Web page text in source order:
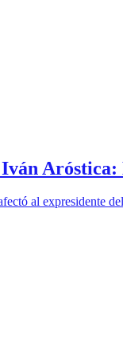
al expresidente